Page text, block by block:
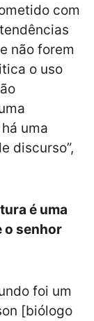
com
não forem
o uso
uma
discurso”,
é uma
o senhor
foi um
[biólogo